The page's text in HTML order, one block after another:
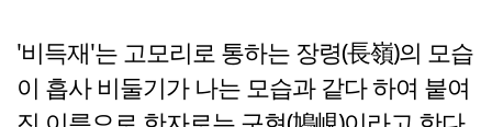
'비득재'는 고모리로 통하는 장령(長嶺)의 모습
이 흡사 비둘기가 나는 모습과 같다 하여 붙여